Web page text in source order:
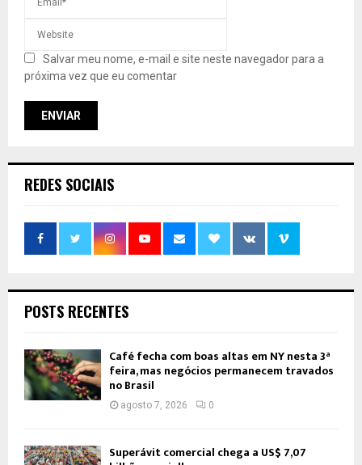
Salvar meu nome, e-mail e site neste navegador para a
próxima vez que eu comentar
REDES SOCIAIS
POSTS RECENTES
Café fecha com boas altas em NY nesta 3ª
feira, mas negócios permanecem travados
no Brasil
agosto 7, 2026 0
Superávit comercial chega a US$ 7,07